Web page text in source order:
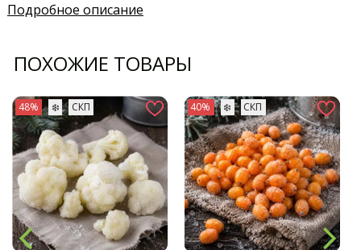
Подробное описание
ПОХОЖИЕ ТОВАРЫ
48% ❄️ СКП 40% ❄️ СКП